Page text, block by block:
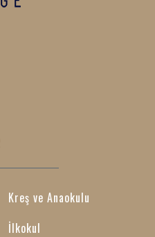
Kreş ve Anaokulu
İlkokul